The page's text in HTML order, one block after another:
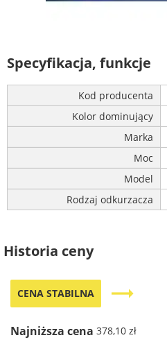
Specyfikacja, funkcje
Kod producenta
Kolor dominujący
Marka
Moc
Model
Rodzaj odkurzacza
Historia ceny
CENA STABILNA trending_flat
Najniższa cena 378,10 zł